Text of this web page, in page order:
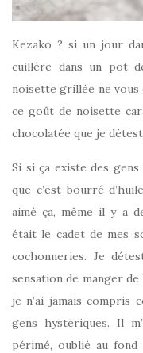
Kezako ? si un jour
cuillère dans un pot
noisette grillée ne vous
ce goût de noisette
chocolatée que je
Si si ça existe des
que c’est bourré
aimé ça, même il y a
était le cadet de mes
cochonneries. Je
sensation de manger
je n’ai jamais compris
gens hystériques. Il
périmé, oublié au